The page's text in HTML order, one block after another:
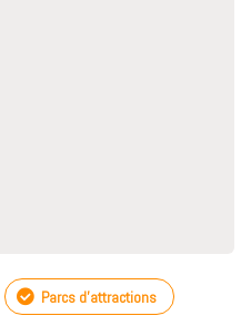
Parcs d'attractions